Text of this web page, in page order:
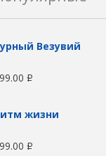
Везувий
Р
жизни
Р